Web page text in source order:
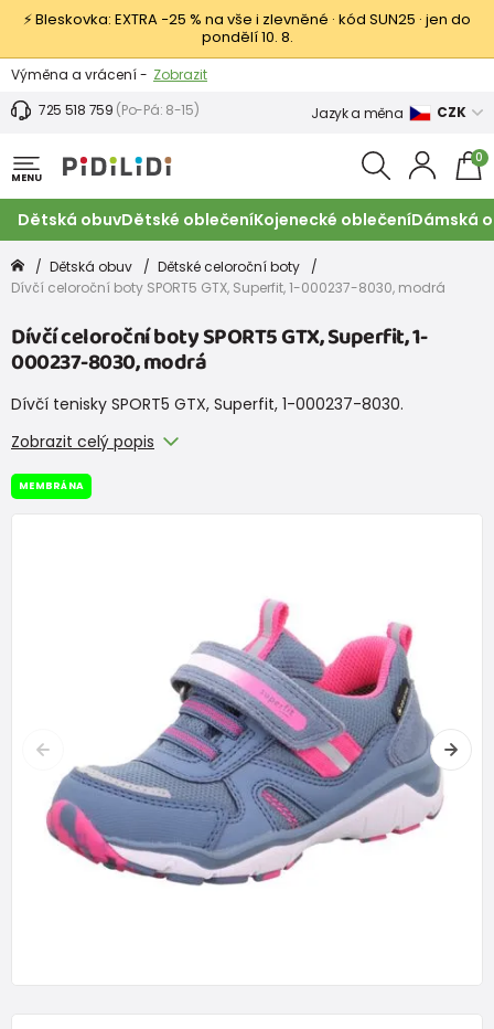
⚡ Bleskovka: EXTRA −25 % na vše i zlevněné · kód SUN25 · jen do
pondělí 10. 8.
Výměna a vrácení - Zobrazit
Sleva 100 Kč na první nákup -
725 518 759 (Po-Pá: 8-15) Jazyk a měna CZK
MENU
0
Dětská obuvDětské oblečeníKojenecké oblečeníDámská
Dětská obuv
Dětské celoroční boty
Dívčí celoroční boty SPORT5 GTX, Superfit, 1-000237-8030, modrá
Dívčí celoroční boty SPORT5 GTX, Superfit, 1-
000237-8030, modrá
Dívčí tenisky SPORT5 GTX, Superfit, 1-000237-8030.
Zobrazit celý popis
MEMBRÁNA